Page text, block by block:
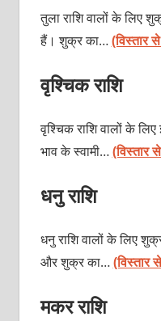
तुला राशि वालों के लिए
हैं। शुक्र का…(विस्तार
वृश्चिक राशि
वृश्चिक राशि वालों के
भाव के स्वामी…(विस्तार
धनु राशि
धनु राशि वालों के लिए
और शुक्र का…(विस्तार
मकर राशि